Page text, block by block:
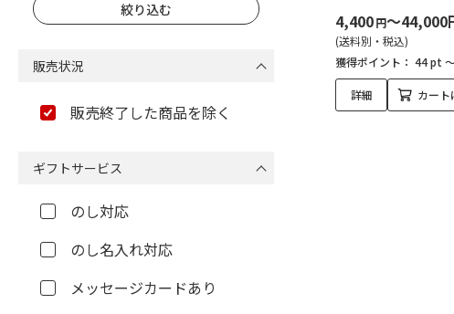
4,400円～44,000
(送料別・税込)
獲得ポイント： 44 pt
詳細 カート
販売状況
販売終了した商品を除く
ギフトサービス
のし対応
のし名入れ対応
メッセージカードあり